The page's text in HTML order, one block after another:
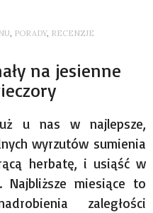
, PORADY, RECENZJE
na jesienne
u nas w najlepsze,
wyrzutów sumienia
herbatę, i usiąść w
miesiące to
zaległości